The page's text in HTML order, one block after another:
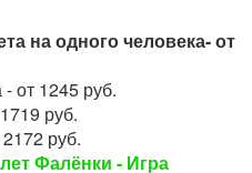
на одного человека- от
от 1245 руб.
руб.
руб.
Фалёнки - Игра